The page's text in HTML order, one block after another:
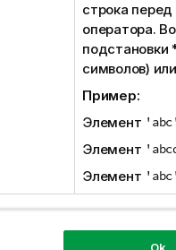
строка
оператора.
подстановки
символов)
Пример:
Элемент
Элемент
Элемент